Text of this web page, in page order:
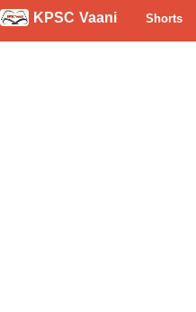
KPSC Vaani Shorts